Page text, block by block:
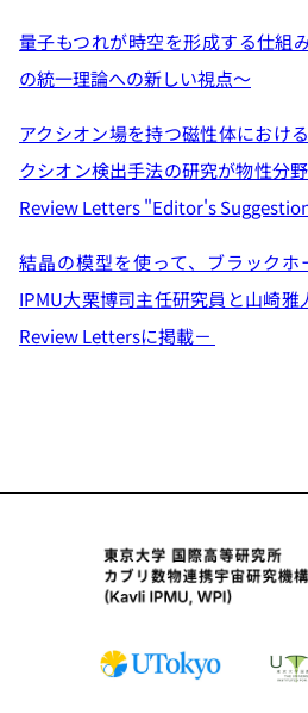
量子もつれが時空を形成する仕組
の統一理論への新しい視点～
アクシオン場を持つ磁性体におけ
クシオン検出手法の研究が物性分
Review Letters "Editor's
結晶の模型を使って、ブラック
IPMU大栗博司主任研究員と山崎
Review Lettersに掲載－